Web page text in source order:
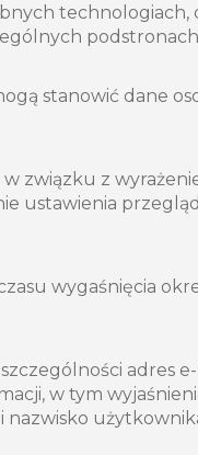
technologiach,
stanowić dane
związku z
ustawienia
wygaśnięcia
adres e-
w tym